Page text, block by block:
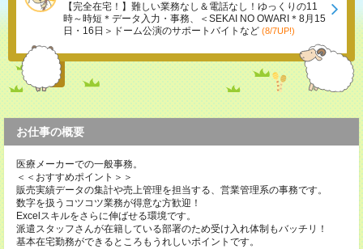
【完全在宅！】難しい業務なし＆電話なし！ゆっくりの11
時～時短＊データ入力・事務、＜SEKAI NO OWARI＊8月15
日・16日＞ドーム公演のサポートバイトなど (8/7UP!)
お仕事の概要
医療メーカーでの一般事務。
＜＜おすすめポイント＞＞
販売実績データの集計や売上管理を担当する、営業管理系の事務です。
数字を扱うコツコツ業務が得意な方歓迎！
Excelスキルをさらに伸ばせる環境です。
派遣スタッフさんが在籍している部署のため受け入れ体制もバッチリ！
基本在宅勤務ができるところもうれしいポイントです。